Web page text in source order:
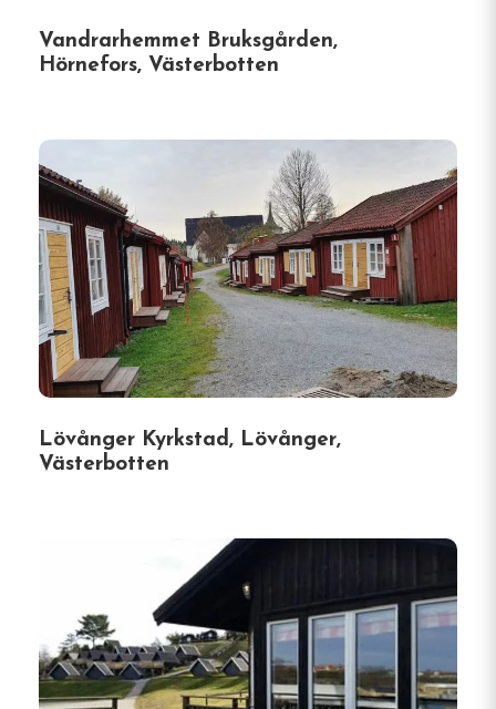
Vandrarhemmet Bruksgården,
Hörnefors, Västerbotten
Lövånger Kyrkstad, Lövånger,
Västerbotten